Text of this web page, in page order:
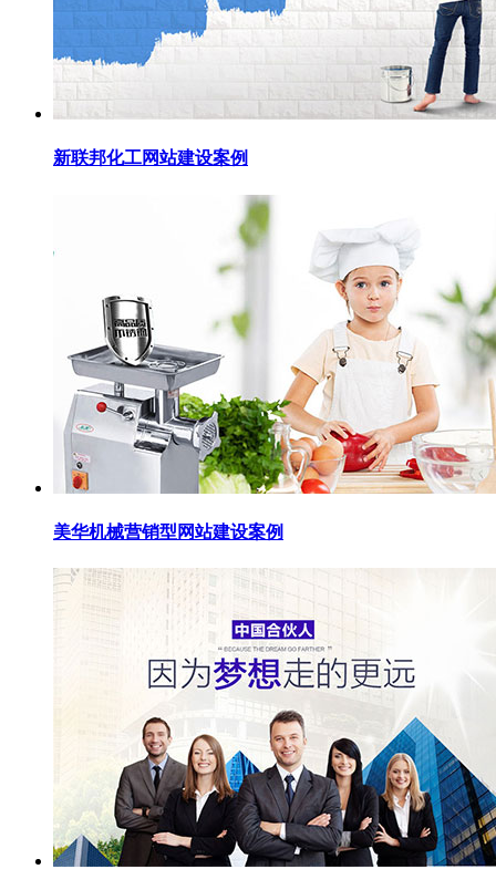
新联邦化工网站建设案例
美华机械营销型网站建设案例